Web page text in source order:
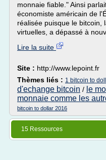
monnaie fiable." Ainsi
économiste américain de
réalisée puisque le bitcoin,
virtuelles, a dépassé à
Lire la suite
Site : http://www.lepoint.fr
Thèmes liés : 1 bitcoin to
d'echange bitcoin / le
monnaie comme les
bitcoin to dollar 2016
15 Ressources